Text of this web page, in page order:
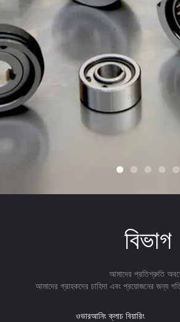
বিভাগ
আমাদের প্রতিশ্রুতি
আমাদের গ্রাহকদের চাহিদা এবং প্রয়োজনের জন্য
ওভারআনিং ক্লাচ বিয়ারিং